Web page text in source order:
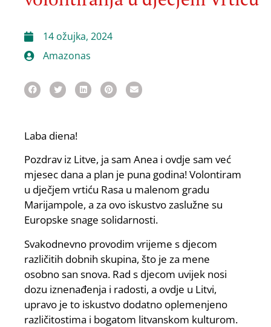
14 ožujka, 2024
Amazonas
Laba diena!
Pozdrav iz Litve, ja sam Anea i ovdje sam već
mjesec dana a plan je puna godina! Volontiram
u dječjem vrtiću Rasa u malenom gradu
Marijampole, a za ovo iskustvo zaslužne su
Europske snage solidarnosti.
Svakodnevno provodim vrijeme s djecom
različitih dobnih skupina, što je za mene
osobno san snova. Rad s djecom uvijek nosi
dozu iznenađenja i radosti, a ovdje u Litvi,
upravo je to iskustvo dodatno oplemenjeno
različitostima i bogatom litvanskom kulturom.